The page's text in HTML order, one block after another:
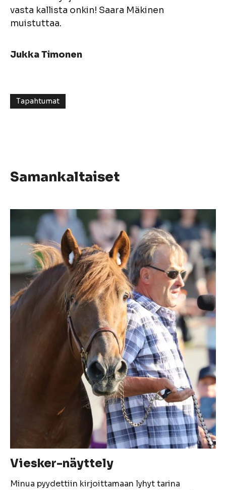
vasta kallista onkin! Saara Mäkinen
muistuttaa.
Jukka Timonen
Tapahtumat
Samankaltaiset
Viesker-näyttely
Minua pyydettiin kirjoittamaan lyhyt tarina